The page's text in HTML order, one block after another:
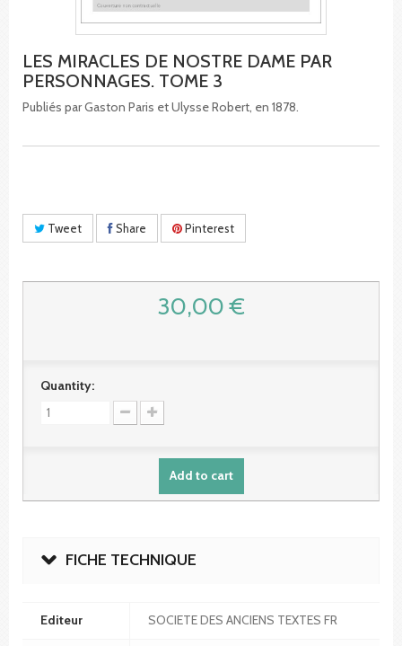
LES MIRACLES DE NOSTRE DAME PAR
PERSONNAGES. TOME 3
Publiés par Gaston Paris et Ulysse Robert, en 1878.
Tweet Share Pinterest
30,00 €
Quantity:
Add to cart
FICHE TECHNIQUE
Editeur SOCIETE DES ANCIENS TEXTES FR